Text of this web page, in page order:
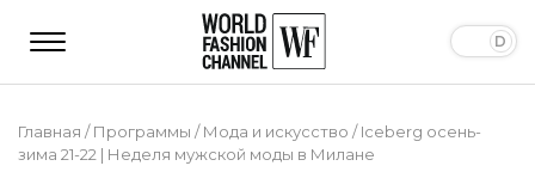
Главная /Программы /Мода и искусство /Iceberg осень-
зима 21-22 | Неделя мужской моды в Милане